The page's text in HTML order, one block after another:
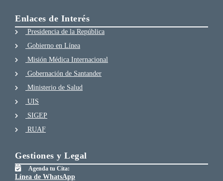
Enlaces de Interés
Presidencia de la República
Gobierno en Línea
Misión Médica Internacional
Gobernación de Santander
Ministerio de Salud
UIS
SIGEP
RUAF
Gestiones y Legal
Agenda tu Cita:
Línea de WhatsApp